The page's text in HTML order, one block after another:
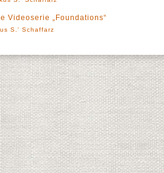
Videoserie „Foundations“
S.' Schaffarz